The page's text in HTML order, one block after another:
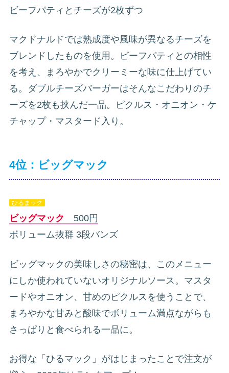
ビーフパティとチーズが2枚ずつ
マクドナルドでは熟成度や風味が異なるチーズを
ブレンドしたものを使用。ビーフパティとの相性
を考え、まろやかでクリーミーな味に仕上げてい
る。ダブルチーズバーガーはそんなこだわりのチ
ーズを2枚も挟んだ一品。ピクルス・オニオン・ケ
チャップ・マスタード入り。
4位：ビッグマック
ひるまック
ビッグマック 500円
ボリューム抜群 3段バンズ
ビッグマックの美味しさの秘密は、このメニュー
にしか使われていないオリジナルソース。マスタ
ードやオニオン、甘めのピクルスを使うことで、
まろやかな甘みと酸味でボリューム満点ながらも
さっぱりと食べられる一品に。
お得な「ひるマック」がはじまったことで注文が